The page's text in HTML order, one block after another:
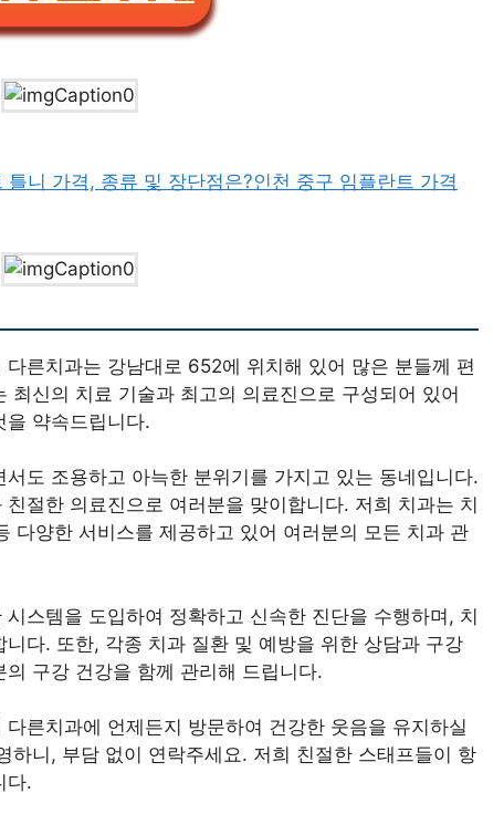
틀니 가격, 종류 및 장단점은?인천 중구 임플란트 가격
른치과는 강남대로 652에 위치해 있어 많은 분들께 편
최신의 치료 기술과 최고의 의료진으로 구성되어 있어
을 약속드립니다.
도 조용하고 아늑한 분위기를 가지고 있는 동네입니다.
절한 의료진으로 여러분을 맞이합니다. 저희 치과는 치
다양한 서비스를 제공하고 있어 여러분의 모든 치과 관
스템을 도입하여 정확하고 신속한 진단을 수행하며, 치
다. 또한, 각종 치과 질환 및 예방을 위한 상담과 구강
구강 건강을 함께 관리해 드립니다.
른치과에 언제든지 방문하여 건강한 웃음을 유지하실
하니, 부담 없이 연락주세요. 저희 친절한 스태프들이 항
다.